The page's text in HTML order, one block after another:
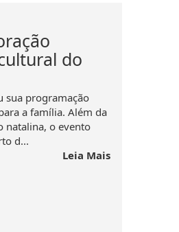
do
sua programação
a família. Além da
natalina, o evento
d...
Leia Mais